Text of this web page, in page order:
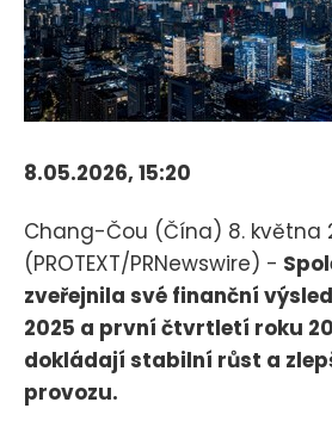
8.05.2026, 15:20
Chang-Čou (Čína) 8. května
(PROTEXT/PRNewswire) -
zveřejnila své finanční
2025 a první čtvrtletí roku
dokládají stabilní růst a
provozu.